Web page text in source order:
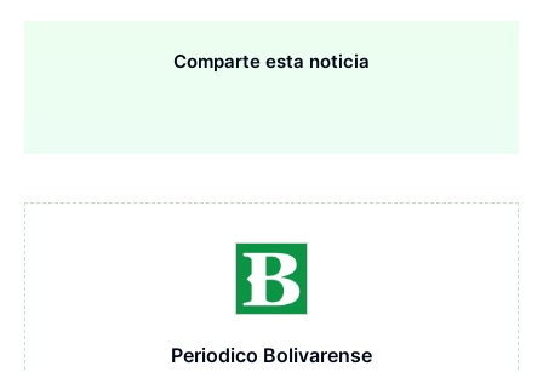
Comparte esta noticia
Periodico Bolivarense